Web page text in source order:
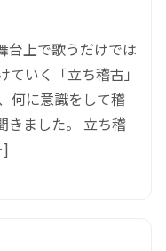
台上で歌うだけでは
いく「立ち稽古」
何に意識をして稽
きました。 立ち稽